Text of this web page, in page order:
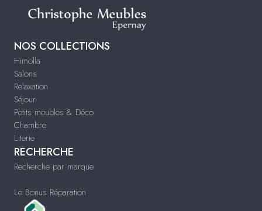
NOS COLLECTIONS
Himolla
Salons
Relaxation
Séjour
Petits meubles & Déco
Chambre
Literie
RECHERCHE
Recherche par marque
Le Bonus Réparation